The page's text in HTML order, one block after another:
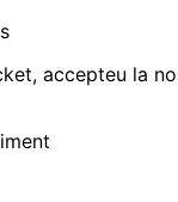
accepteu la